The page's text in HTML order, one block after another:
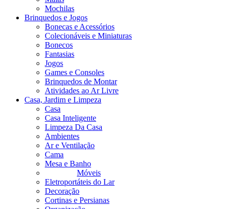
Mochilas
Brinquedos e Jogos
Bonecas e Acessórios
Colecionáveis e Miniaturas
Bonecos
Fantasias
Jogos
Games e Consoles
Brinquedos de Montar
Atividades ao Ar Livre
Casa, Jardim e Limpeza
Casa
Casa Inteligente
Limpeza Da Casa
Ambientes
Ar e Ventilação
Cama
Mesa e Banho
Móveis
Eletroportáteis do Lar
Decoração
Cortinas e Persianas